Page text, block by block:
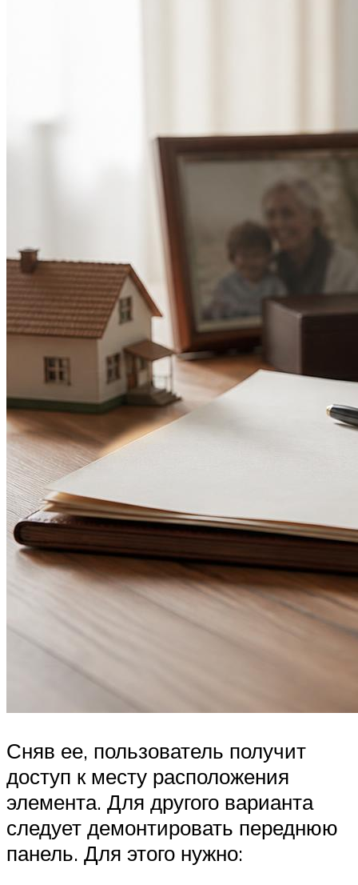
Сняв ее, пользователь получит
доступ к месту расположения
элемента. Для другого варианта
следует демонтировать переднюю
панель. Для этого нужно: